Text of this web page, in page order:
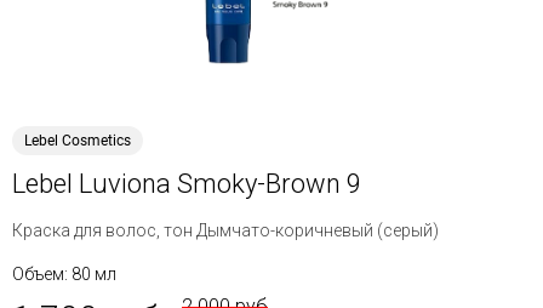
Lebel Cosmetics
Lebel Luviona Smoky-Brown 9
Краска для волос, тон Дымчато-коричневый (серый)
Объем: 80 мл